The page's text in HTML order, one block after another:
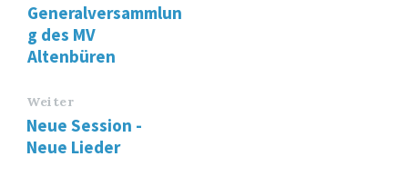
Generalversammlun
g des MV
Altenbüren
Weiter
Neue Session -
Neue Lieder